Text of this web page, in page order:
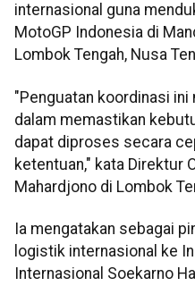
internasional guna
MotoGP Indonesia di
Lombok Tengah, Nusa
"Penguatan koordinasi
dalam memastikan
dapat diproses secara
ketentuan," kata Direktur
Mahardjono di Lombok
Ia mengatakan sebagai
logistik internasional ke
Internasional Soekarno